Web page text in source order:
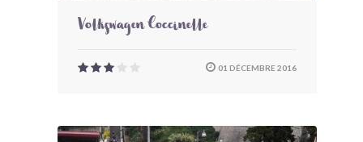
Volkswagen Coccinelle
01 DÉCEMBRE 2016